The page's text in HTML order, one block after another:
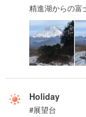
精進湖からの富
Holiday
#展望台